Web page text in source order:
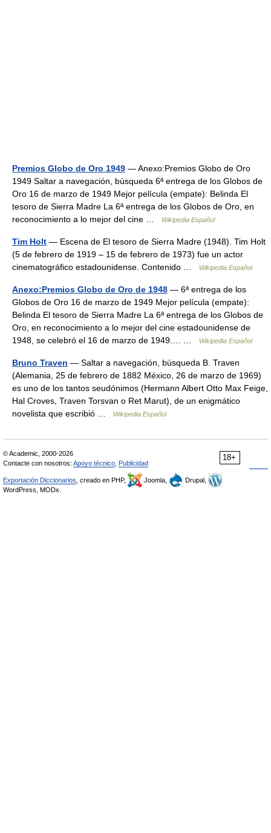
Premios Globo de Oro 1949 — Anexo:Premios Globo de Oro
1949 Saltar a navegación, búsqueda 6ª entrega de los Globos de
Oro 16 de marzo de 1949 Mejor película (empate): Belinda El
tesoro de Sierra Madre La 6ª entrega de los Globos de Oro, en
reconocimiento a lo mejor del cine …
Wikipedia Español
Tim Holt — Escena de El tesoro de Sierra Madre (1948). Tim Holt
(5 de febrero de 1919 – 15 de febrero de 1973) fue un actor
cinematográfico estadounidense. Contenido …
Wikipedia Español
Anexo:Premios Globo de Oro de 1948 — 6ª entrega de los
Globos de Oro 16 de marzo de 1949 Mejor película (empate):
Belinda El tesoro de Sierra Madre La 6ª entrega de los Globos de
Oro, en reconocimiento a lo mejor del cine estadounidense de
1948, se celebró el 16 de marzo de 1949.… …
Wikipedia Español
Bruno Traven — Saltar a navegación, búsqueda B. Traven
(Alemania, 25 de febrero de 1882 México, 26 de marzo de 1969)
es uno de los tantos seudónimos (Hermann Albert Otto Max Feige,
Hal Croves, Traven Torsvan o Ret Marut), de un enigmático
novelista que escribió …
Wikipedia Español
18+
© Academic, 2000-2026
Contacte con nosotros: Apoyo técnico Publicidad
Exportación Diccionarios , creado en PHP, Joomla,
Drupal,
WordPress, MODx.